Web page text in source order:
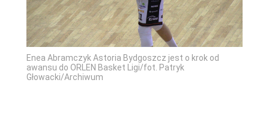
Enea Abramczyk Astoria Bydgoszcz jest o krok od
awansu do ORLEN Basket Ligi/fot. Patryk
Głowacki/Archiwum